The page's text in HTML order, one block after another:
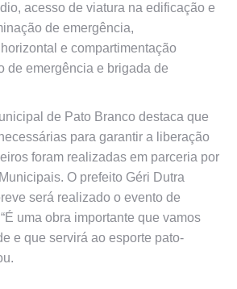
acesso de viatura na edificação e
de emergência,
e compartimentação
de emergência e brigada de
de Pato Branco destaca que
para garantir a liberação
foram realizadas em parceria por
O prefeito Géri Dutra
será realizado o evento de
uma obra importante que vamos
e que servirá ao esporte pato-